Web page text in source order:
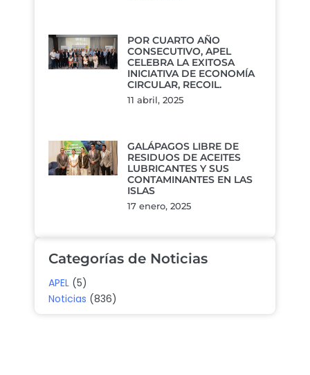
POR CUARTO AÑO
CONSECUTIVO, APEL
CELEBRA LA EXITOSA
INICIATIVA DE ECONOMÍA
CIRCULAR, RECOIL.
11 abril, 2025
GALÁPAGOS LIBRE DE
RESIDUOS DE ACEITES
LUBRICANTES Y SUS
CONTAMINANTES EN LAS
ISLAS
17 enero, 2025
Categorías de Noticias
APEL (5)
Noticias (836)